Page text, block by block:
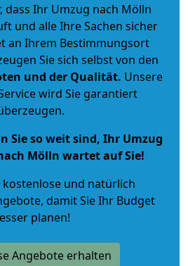
dass Ihr Umzug nach Mölln
und alle Ihre Sachen sicher
an Ihrem Bestimmungsort
Sie sich selbst von den
und der Qualität. Unsere
wird Sie garantiert
Sie so weit sind, Ihr Umzug
Mölln wartet auf Sie!
kostenlose und natürlich
, damit Sie Ihr Budget
planen!
Angebote erhalten